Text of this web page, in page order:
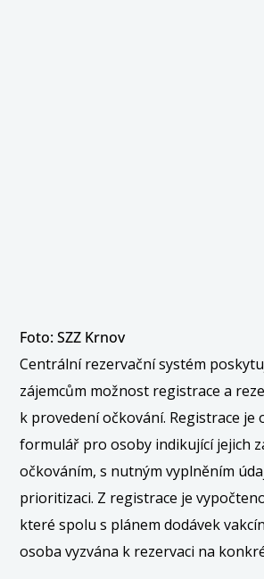
Foto: SZZ Krnov
Centrální rezervační systém
zájemcům možnost registrace a
k provedení očkování. Registrace
formulář pro osoby indikující jejich
očkováním, s nutným vyplněním
prioritizaci. Z registrace je
které spolu s plánem dodávek
osoba vyzvána k rezervaci na